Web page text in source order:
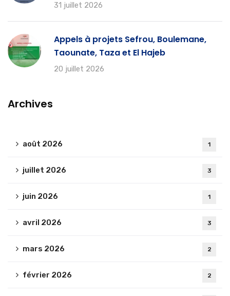
31 juillet 2026
Appels à projets Sefrou, Boulemane,
Taounate, Taza et El Hajeb
20 juillet 2026
Archives
août 2026 1
juillet 2026 3
juin 2026 1
avril 2026 3
mars 2026 2
février 2026 2